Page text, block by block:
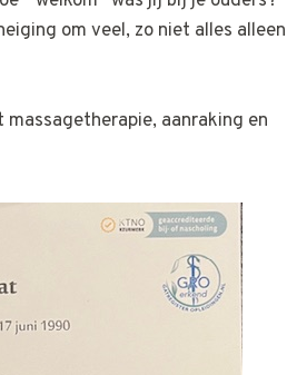
om veel, zo niet alles
aanraking en